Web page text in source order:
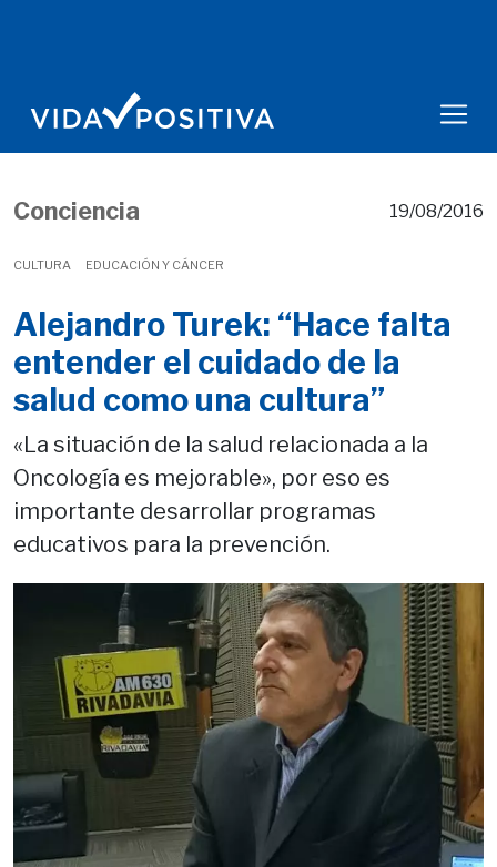
Conciencia
CULTURA EDUCACIÓN Y CÁNCER
19/08/2016
Alejandro Turek: “Hace falta
entender el cuidado de la
salud como una cultura”
«La situación de la salud relacionada a la
Oncología es mejorable», por eso es
importante desarrollar programas
educativos para la prevención.